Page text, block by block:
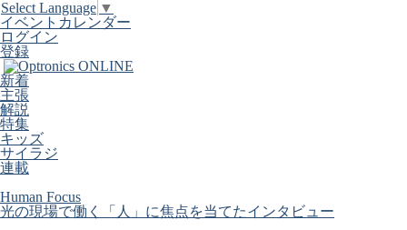
Select Language ▼
イベントカレンダー
ログイン
登録
新着
主張
解説
特集
キッズ
サイラジ
連載
Human Focus
光の現場で働く「人」に焦点を当てたインタビュー